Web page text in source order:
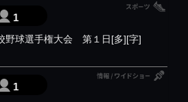
1
野球選手権大会 第１日[多][字]
1